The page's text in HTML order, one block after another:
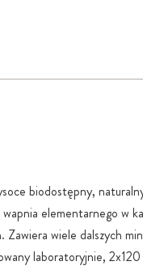
biodostępny,
elementarnego w
Zawiera wiele dalszych
laboratoryjnie, 2x120